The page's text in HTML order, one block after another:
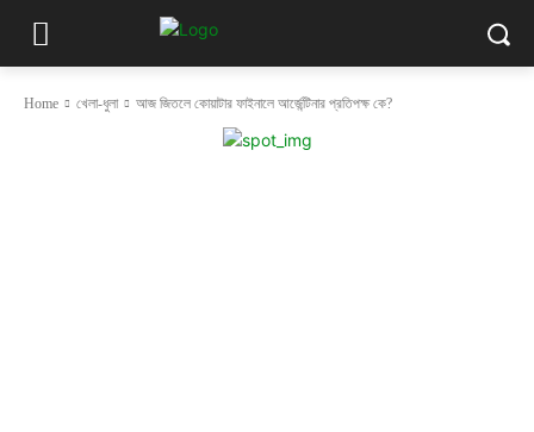
Home খেলা-ধুলা আজ জিতলে কোয়াটার ফাইনালে আর্জেন্টিনার প্রতিপক্ষ কে?